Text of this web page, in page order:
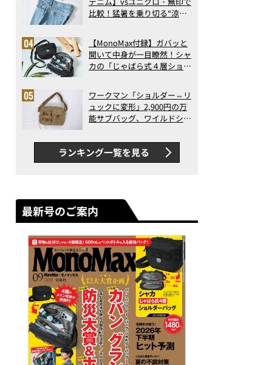
比較！猛暑を乗り切る“涼感
で決定版
【MonoMax付録】ガバッと
開いて中身が一目瞭然！シャ
カの「じゃばら式４層ショル
った！
ワークマン「ショルダー⇔リ
ュックに変形」2,900円の万
能サブバッグ、ワイルドシン
録…ほか【休日バッグの人気
記事ランキングベスト3】
（2026年6月版）
ランキング一覧を見る
最新号のご案内